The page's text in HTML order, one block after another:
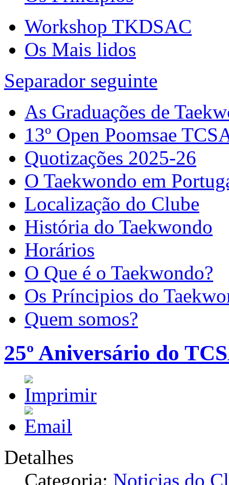
Workshop TKDSAC
Os Mais lidos
Separador seguinte
As Graduações de
13º Open Poomsae
Quotizações 2025-26
O Taekwondo em
Localização do Clube
História do Taekwondo
Horários
O Que é o Taekwondo?
Os Príncipios do
Quem somos?
25º Aniversário do
Detalhes
Categoria: Noticias do